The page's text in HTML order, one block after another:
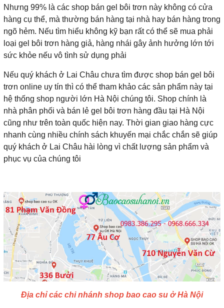
Nhưng 99% là các shop bán gel bôi trơn này không có cửa
hàng cụ thể, mà thường bán hàng tại nhà hay bán hàng trong
ngõ hẻm. Nếu tìm hiểu không kỹ bạn rất có thể sẽ mua phải
loại gel bôi trơn hàng giả, hàng nhái gây ảnh hưởng lớn tới
sức khỏe nếu vô tình sử dụng phải
Nếu quý khách ở Lai Châu chưa tìm được shop bán gel bôi
trơn online uy tín thì có thể tham khảo các sản phẩm này tại
hệ thống shop người lớn Hà Nội chúng tôi. Shop chính là
nhà phân phối và bán lẻ gel bôi trơn hàng đầu tại Hà Nội
cũng như trên toàn quốc hiện nay. Thời gian giao hàng cực
nhanh cùng nhiều chính sách khuyến mại chắc chắn sẽ giúp
quý khách ở Lai Châu hài lòng vì chất lượng sản phẩm và
phục vụ của chúng tôi
Địa chỉ các chi nhánh shop bao cao su ở Hà Nội